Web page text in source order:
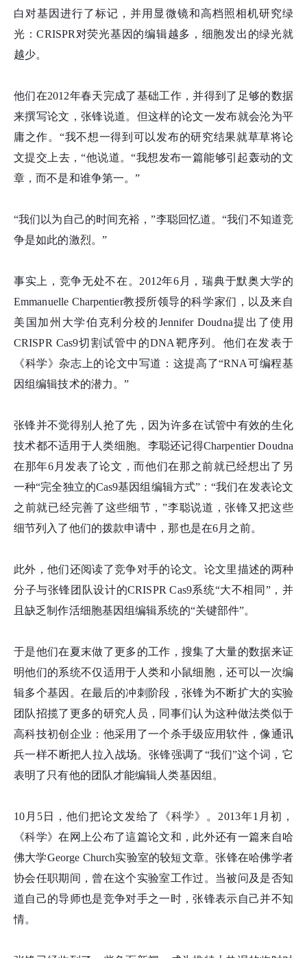
白对基因进行了标记，并用显微镜和高档照相机研究绿
光：CRISPR对荧光基因的编辑越多，细胞发出的绿光就
越少。
他们在2012年春天完成了基础工作，并得到了足够的数据
来撰写论文，张锋说道。但这样的论文一发布就会沦为平
庸之作。“我不想一得到可以发布的研究结果就草草将论
文提交上去，“他说道。“我想发布一篇能够引起轰动的文
章，而不是和谁争第一。”
“我们以为自己的时间充裕，”李聪回忆道。“我们不知道竞
争是如此的激烈。”
事实上，竞争无处不在。2012年6月，瑞典于默奥大学的
Emmanuelle Charpentier教授所领导的科学家们，以及来自
美国加州大学伯克利分校的Jennifer Doudna提出了使用
CRISPR Cas9切割试管中的DNA靶序列。他们在发表于
《科学》杂志上的论文中写道：这提高了“RNA可编程基
因组编辑技术的潜力。”
张锋并不觉得别人抢了先，因为许多在试管中有效的生化
技术都不适用于人类细胞。李聪还记得Charpentier Doudna
在那年6月发表了论文，而他们在那之前就已经想出了另
一种“完全独立的Cas9基因组编辑方式”：“我们在发表论文
之前就已经完善了这些细节，”李聪说道，张锋 又把这些
细节列入了他们的拨款申请中，那也是在6月之前。
此外，他们还阅读了竞争对手的论文。论文里描述的两种
分子与张锋 团队设计的CRISPR Cas9系统“大不相同”，并
且缺乏制作活细胞基因组编辑系统的“关键部件”。
于是他们在夏末做了更多的工作，搜集了大量的数据来证
明他们的系统不仅适用于人类和小鼠细胞，还可以一次编
辑多个基因。在最后的冲刺阶段，张锋为不断扩大的实验
团队招揽了更多的研究人员，同事们认为这种做法类似于
高科技初创企业：他采用了一个杀手级应用软件，像通讯
兵一样不断把人拉入战场。张锋强调了“我们”这个词，它
表明了只有他的团队才能编辑人类基因组。
10月5日，他们把论文发给了《科学》。2013年1月初，
《科学》在网上公布了這篇论文和，此外还有一篇来自哈
佛大学George Church实验室的较短文章。张锋在哈佛学者
协会任职期间，曾在这个实验室工作过。当被问及是否知
道自己的导师也是竞争对手之一时，张锋表示自己并不知
情。